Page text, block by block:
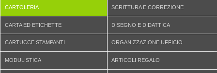
CARTOLERIA SCRITTURA E CORREZIONE
CARTA ED ETICHETTE DISEGNO E DIDATTICA
CARTUCCE STAMPANTI ORGANIZZAZIONE UFFICIO
MODULISTICA ARTICOLI REGALO